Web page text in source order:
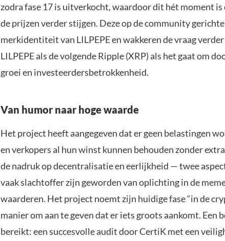
zodra fase 17 is uitverkocht, waardoor dit hét moment
de prijzen verder stijgen. Deze op de community
merkidentiteit van LILPEPE en wakkeren de vraag
LILPEPE als de volgende Ripple (XRP) als het gaat om
groei en investeerdersbetrokkenheid.
Van humor naar hoge waarde
Het project heeft aangegeven dat er geen belastingen
en verkopers al hun winst kunnen behouden zonder
de nadruk op decentralisatie en eerlijkheid — twee
vaak slachtoffer zijn geworden van oplichting in de
waarderen. Het project noemt zijn huidige fase “in de
manier om aan te geven dat er iets groots aankomt. Een
bereikt: een succesvolle audit door CertiK met een